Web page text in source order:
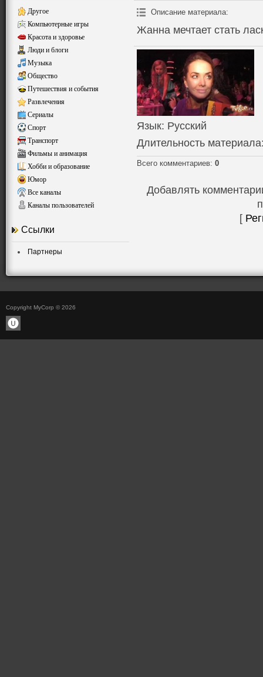
Другое
Компьютерные игры
Красота и здоровье
Люди и блоги
Музыка
Общество
Путешествия и события
Развлечения
Сериалы
Спорт
Транспорт
Фильмы и анимация
Хобби и образование
Юмор
Все каналы
Каналы пользователей
Ссылки
Партнеры
Описание материала:
Жанна мечтает стать
Язык: Русский
Длительность материала
Всего комментариев: 0
Добавлять
[
Copyright MyCorp © 2026